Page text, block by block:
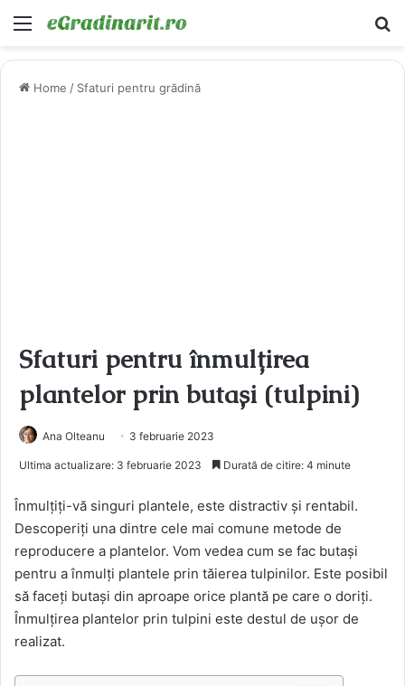
Menu
Home / Sfaturi pentru grădină
Sfaturi pentru înmulțirea
plantelor prin butași (tulpini)
Ana Olteanu 3 februarie 2023
Ultima actualizare: 3 februarie 2023 Durată de citire: 4 minute
Înmulțiți-vă singuri plantele, este distractiv și rentabil.
Descoperiți una dintre cele mai comune metode de
reproducere a plantelor. Vom vedea cum se fac butași
pentru a înmulți plantele prin tăierea tulpinilor. Este posibil
să faceți butași din aproape orice plantă pe care o doriți.
Înmulțirea plantelor prin tulpini este destul de ușor de
realizat.